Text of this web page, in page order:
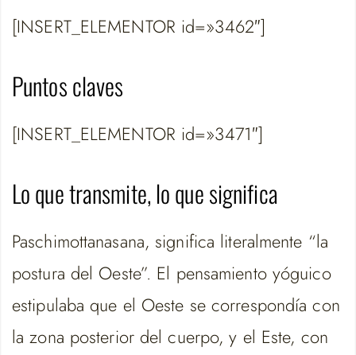
[INSERT_ELEMENTOR id=»3462″]
Puntos claves
[INSERT_ELEMENTOR id=»3471″]
Lo que transmite, lo que significa
Paschimottanasana, significa literalmente “la
postura del Oeste”. El pensamiento yóguico
estipulaba que el Oeste se correspondía con
la zona posterior del cuerpo, y el Este, con